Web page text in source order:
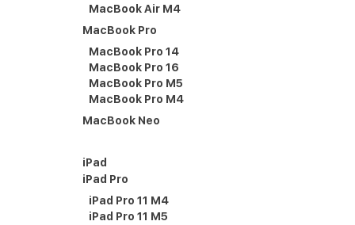
MacBook Air M4
MacBook Pro
MacBook Pro 14
MacBook Pro 16
MacBook Pro M5
MacBook Pro M4
MacBook Neo
iPad
iPad Pro
iPad Pro 11 M4
iPad Pro 11 M5